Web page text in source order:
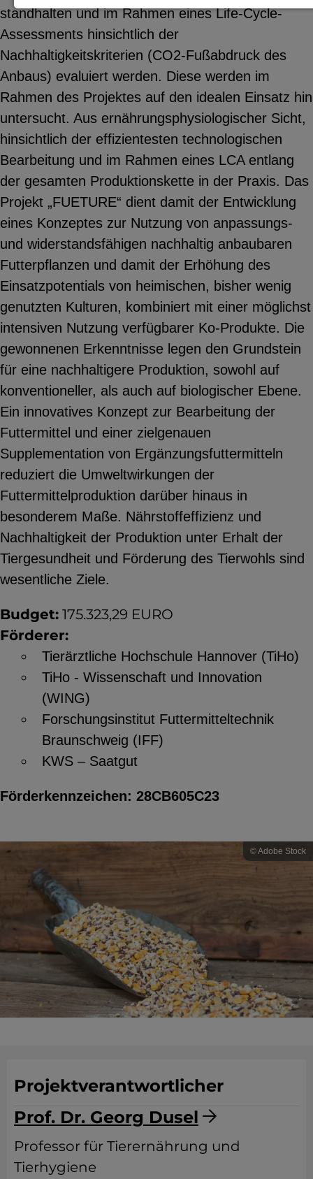
standhalten und im Rahmen eines Life-Cycle-
Assessments hinsichtlich der
Nachhaltigkeitskriterien (CO2-Fußabdruck des
Anbaus) evaluiert werden. Diese werden im
Rahmen des Projektes auf den idealen Einsatz hin
untersucht. Aus ernährungsphysiologischer Sicht,
hinsichtlich der effizientesten technologischen
Bearbeitung und im Rahmen eines LCA entlang
der gesamten Produktionskette in der Praxis. Das
Projekt „FUETURE“ dient damit der Entwicklung
eines Konzeptes zur Nutzung von anpassungs-
und widerstandsfähigen nachhaltig anbaubaren
Futterpflanzen und damit der Erhöhung des
Einsatzpotentials von heimischen, bisher wenig
genutzten Kulturen, kombiniert mit einer möglichst
intensiven Nutzung verfügbarer Ko-Produkte. Die
gewonnenen Erkenntnisse legen den Grundstein
für eine nachhaltigere Produktion, sowohl auf
konventioneller, als auch auf biologischer Ebene.
Ein innovatives Konzept zur Bearbeitung der
Futtermittel und einer zielgenauen
Supplementation von Ergänzungsfuttermitteln
reduziert die Umweltwirkungen der
Futtermittelproduktion darüber hinaus in
besonderem Maße. Nährstoffeffizienz und
Nachhaltigkeit der Produktion unter Erhalt der
Tiergesundheit und Förderung des Tierwohls sind
wesentliche Ziele.
Budget: 175.323,29 EURO
Förderer:
Tierärztliche Hochschule Hannover (TiHo)
TiHo - Wissenschaft und Innovation
(WING)
Forschungsinstitut Futtermitteltechnik
Braunschweig (IFF)
KWS – Saatgut
Förderkennzeichen: 28CB605C23
© Adobe Stock
Prof. Dr. Georg Dusel
Projektverantwortlicher
Professor für Tierernährung und
Tierhygiene
Notwendige Cookies zur Session-
Verwaltung und für die generelle
Funktionalität der Seite (immer
notwendig).
EXTERNE MEDIEN
Seitenspezifische Erfassung von
Benutzerdaten durch
Drittanbieter, bspw. über das
Einbinden externer Videos,
Standortdaten oder
Stellenanzeigen.
YouTube
ChatBot